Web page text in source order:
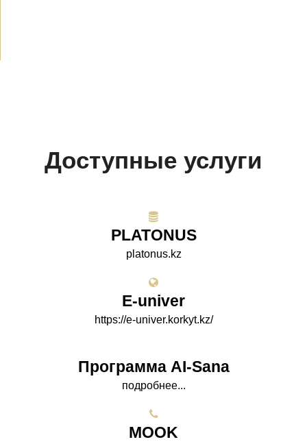
Доступные услуги
PLATONUS
platonus.kz
E-univer
https://e-univer.korkyt.kz/
Программа AI-Sana
подробнее...
МООK